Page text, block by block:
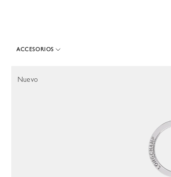
ACCESORIOS
Nuevo